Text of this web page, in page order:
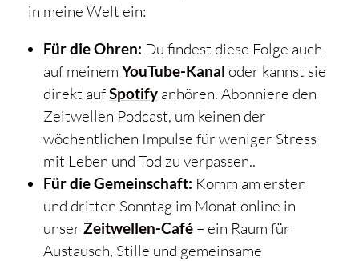
in meine Welt ein:
Für die Ohren: Du findest diese Folge auch
auf meinem YouTube-Kanal oder kannst sie
direkt aufSpotifyanhören. Abonniere den
Zeitwellen Podcast, um keinen der
wöchentlichen Impulse für weniger Stress
mit Leben und Tod zu verpassen..
Für die Gemeinschaft: Komm am ersten
und dritten Sonntag im Monat online in
unser Zeitwellen-Café– ein Raum für
Austausch, Stille und gemeinsame